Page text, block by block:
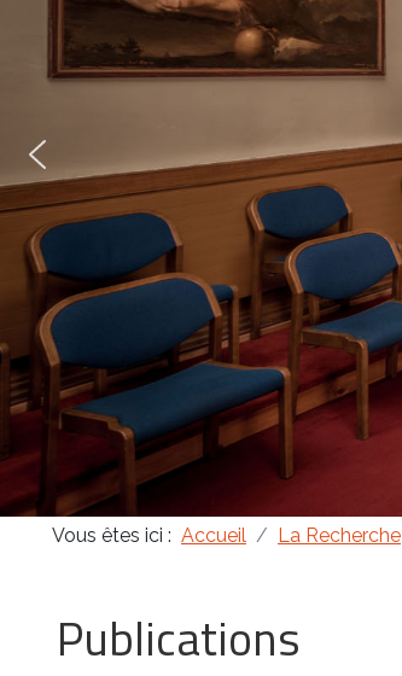
Vous êtes ici : Accueil La Recherche
Publications
Masonica 47
Masonica 45